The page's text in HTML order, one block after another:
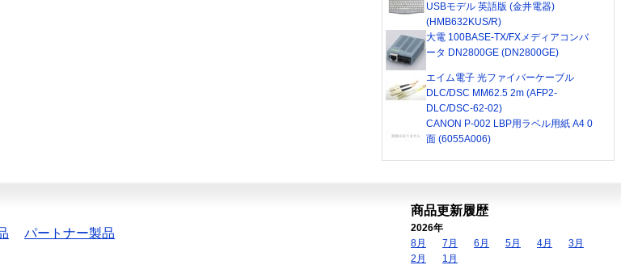
USBモデル 英語版 (金井電器)
(HMB632KUS/R)
大電 100BASE-TX/FXメディアコンバ
ータ DN2800GE (DN2800GE)
エイム電子 光ファイバーケーブル
DLC/DSC MM62.5 2m (AFP2-
DLC/DSC-62-02)
CANON P-002 LBP用ラベル用紙 A4 0
面 (6055A006)
パートナー製品
商品更新履歴
2026年
8月
7月 6月 5月 4月
3月
2月
1月